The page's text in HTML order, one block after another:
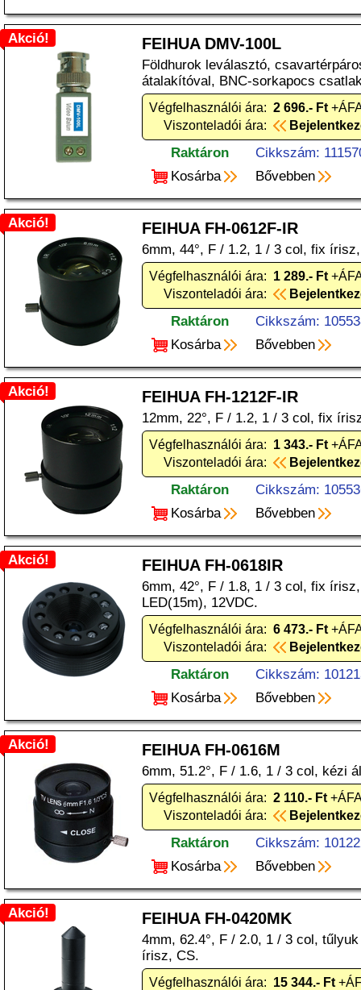
Akció! FEIHUA DMV-100L
Földhurok leválasztó,
átalakítóval, BNC-sorkapocs
Végfelhasználói ára: 2 696.- Ft
Viszonteladói ára:
Raktáron
Cikkszám:
Kosárba
Bővebben
Akció! FEIHUA FH-0612F-IR
6mm, 44°, F / 1.2, 1 / 3 col, fix
Végfelhasználói ára: 1 289.- Ft
Viszonteladói ára:
Raktáron
Cikkszám:
Kosárba
Bővebben
Akció! FEIHUA FH-1212F-IR
12mm, 22°, F / 1.2, 1 / 3 col, fix
Végfelhasználói ára: 1 343.- Ft
Viszonteladói ára:
Raktáron
Cikkszám:
Kosárba
Bővebben
Akció! FEIHUA FH-0618IR
6mm, 42°, F / 1.8, 1 / 3 col, fix
LED(15m), 12VDC.
Végfelhasználói ára: 6 473.- Ft
Viszonteladói ára:
Raktáron
Cikkszám:
Kosárba
Bővebben
Akció! FEIHUA FH-0616M
6mm, 51.2°, F / 1.6, 1 / 3 col, kézi
Végfelhasználói ára: 2 110.- Ft
Viszonteladói ára:
Raktáron
Cikkszám:
Kosárba
Bővebben
Akció! FEIHUA FH-0420MK
4mm, 62.4°, F / 2.0, 1 / 3 col,
írisz, CS.
Végfelhasználói ára: 15 344.- Ft